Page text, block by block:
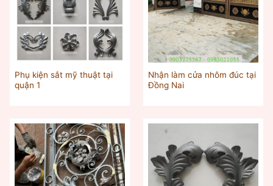
Phụ kiện sắt mỹ thuật tại
quận 1
Nhận làm cửa nhôm đúc tại
Đồng Nai